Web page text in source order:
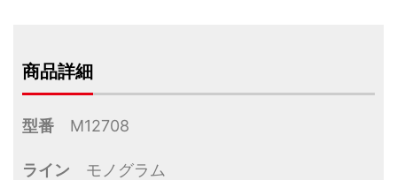
商品詳細
型番 M12708
ライン モノグラム